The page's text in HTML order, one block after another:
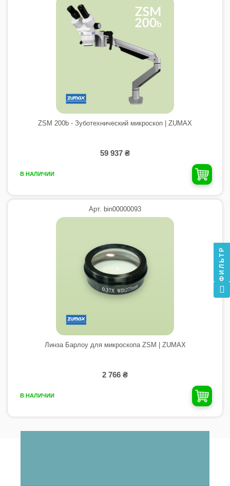
ZSM 200b - Зуботехнический микроскоп | ZUMAX
59 937 ₴
В НАЛИЧИИ
Арт. bin00000093
Линза Барлоу для микроскопа ZSM | ZUMAX
2 766 ₴
В НАЛИЧИИ
ФИЛЬТР